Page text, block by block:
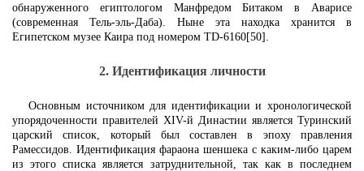
обнаруженного египтологом Манфредом Битаком в Аварисе
(современная Тель-эль-Даба). Ныне эта находка хранится в
Египетском музее Каира под номером TD-6160[50].
2. Идентификация личности
Основным источником для идентификации и хронологической
упорядоченности правителей XIV-й Династии является Туринский
царский список, который был составлен в эпоху правления
Рамессидов. Идентификация фараона шеншека с каким-либо царем
из этого списка является затруднительной, так как в последнем